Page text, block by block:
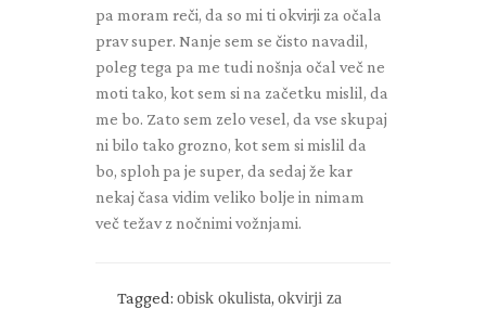
pa moram reči, da so mi ti okvirji za očala
prav super. Nanje sem se čisto navadil,
poleg tega pa me tudi nošnja očal več ne
moti tako, kot sem si na začetku mislil, da
me bo. Zato sem zelo vesel, da vse skupaj
ni bilo tako grozno, kot sem si mislil da
bo, sploh pa je super, da sedaj že kar
nekaj časa vidim veliko bolje in nimam
več težav z nočnimi vožnjami.
Tagged: obisk okulista, okvirji za